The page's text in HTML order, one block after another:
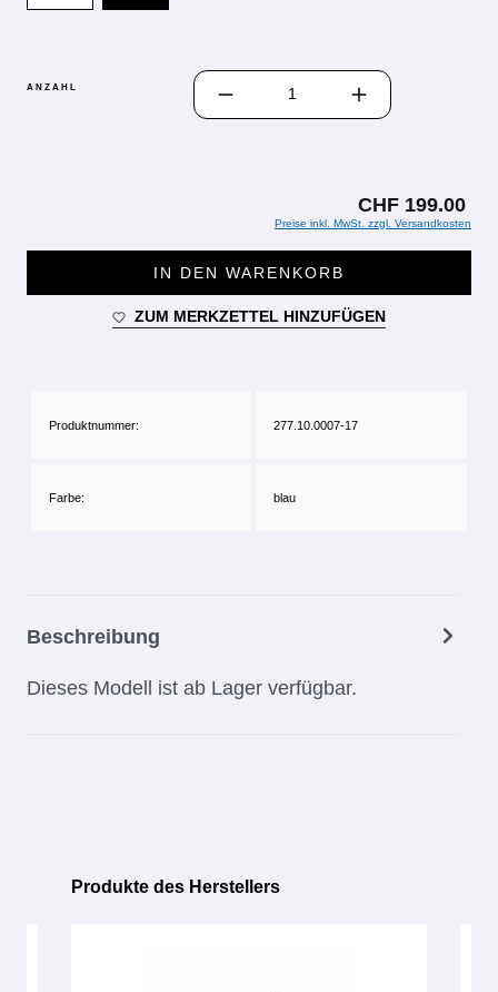
ANZAHL
PRODUKT ANZAHL: GIB DEN
CHF 199.00
Preise inkl. MwSt. zzgl. Versandkosten
IN DEN WARENKORB
ZUM MERKZETTEL HINZUFÜGEN
Produktnummer: 277.10.0007-17
Farbe: blau
Beschreibung
Dieses Modell ist ab Lager verfügbar.
Produktgalerie überspringen
Produkte des Herstellers